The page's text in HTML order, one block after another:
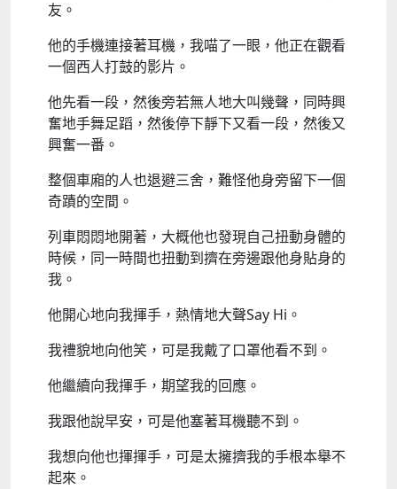
友。
他的手機連接著耳機，我喵了一眼，他正在觀看
一個西人打鼓的影片。
他先看一段，然後旁若無人地大叫幾聲，同時興
奮地手舞足蹈，然後停下靜下又看一段，然後又
興奮一番。
整個車廂的人也退避三舍，難怪他身旁留下一個
奇蹟的空間。
列車悶悶地開著，大概他也發現自己扭動身體的
時候，同一時間也扭動到擠在旁邊跟他身貼身的
我。
他開心地向我揮手，熱情地大聲Say Hi。
我禮貌地向他笑，可是我戴了口罩他看不到。
他繼續向我揮手，期望我的回應。
我跟他說早安，可是他塞著耳機聽不到。
我想向他也揮揮手，可是太擁擠我的手根本舉不
起來。